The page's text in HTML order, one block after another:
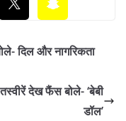
दिल और नागरिकता
देख फैंस बोले- ‘बेबी
डॉल’